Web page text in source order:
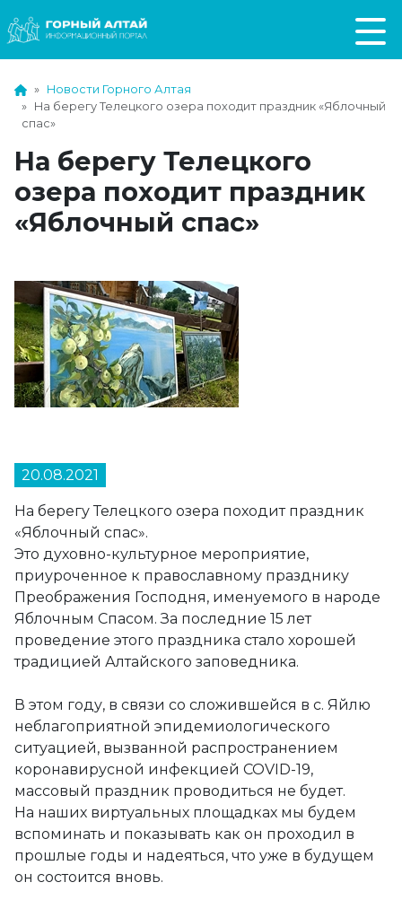
Новости Горного Алтая
На берегу Телецкого озера походит праздник «Яблочный
спас»
На берегу Телецкого
озера походит праздник
«Яблочный спас»
20.08.2021
На берегу Телецкого озера походит праздник
«Яблочный спас».
Это духовно-культурное мероприятие,
приуроченное к православному празднику
Преображения Господня, именуемого в народе
Яблочным Спасом. За последние 15 лет
проведение этого праздника стало хорошей
традицией Алтайского заповедника.
В этом году, в связи со сложившейся в с. Яйлю
неблагоприятной эпидемиологического
ситуацией, вызванной распространением
коронавирусной инфекцией COVID-19,
массовый праздник проводиться не будет.
На наших виртуальных площадках мы будем
вспоминать и показывать как он проходил в
прошлые годы и надеяться, что уже в будущем
он состоится вновь.